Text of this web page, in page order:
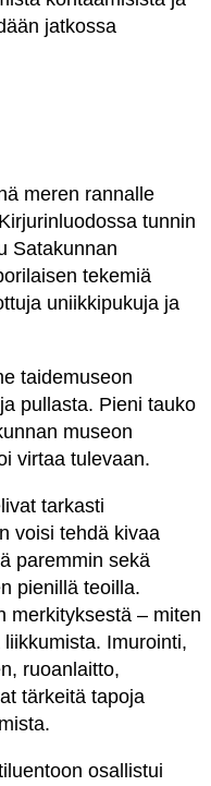
jatkossa
meren rannalle
tunnin
Satakunnan
tekemiä
uniikkipukuja ja
taidemuseon
pullasta. Pieni tauko
museon
virtaa tulevaan.
tarkasti
voisi tehdä kivaa
paremmin sekä
pienillä teoilla.
merkityksestä – miten
Imurointi,
ruoanlaitto,
tärkeitä tapoja
osallistui